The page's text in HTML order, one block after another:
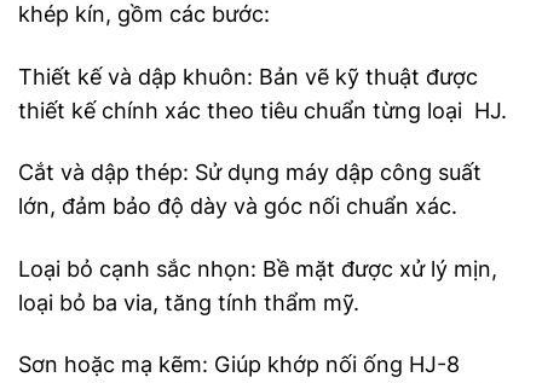
khép kín, gồm các bước:
Thiết kế và dập khuôn: Bản vẽ kỹ thuật được
thiết kế chính xác theo tiêu chuẩn từng loại HJ.
Cắt và dập thép: Sử dụng máy dập công suất
lớn, đảm bảo độ dày và góc nối chuẩn xác.
Loại bỏ cạnh sắc nhọn: Bề mặt được xử lý mịn,
loại bỏ ba via, tăng tính thẩm mỹ.
Sơn hoặc mạ kẽm: Giúp khớp nối ống HJ-8